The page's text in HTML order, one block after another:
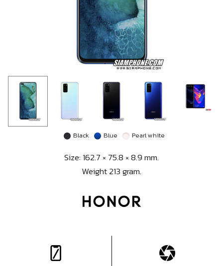
Black Blue Pearl white
Size: 162.7 × 75.8 × 8.9 mm.
Weight 213 gram.